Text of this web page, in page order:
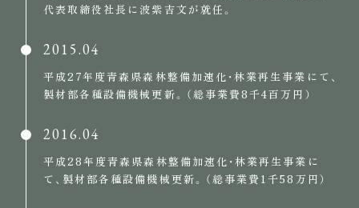
代表取締役社長に波紫吉文が就任。
2015.04
平成27年度青森県森林整備加速化・林業再生事業にて、
製材部各種設備機械更新。（総事業費8千4百万円）
2016.04
平成28年度青森県森林整備加速化・林業再生事業に
て、製材部各種設備機械更新。（総事業費1千58万円）